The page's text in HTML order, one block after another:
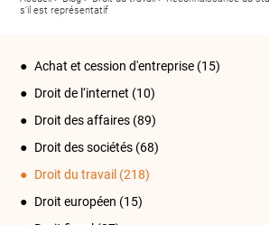
s’il est représentatif
Achat et cession d'entreprise (15)
Droit de l‘internet (10)
Droit des affaires (89)
Droit des sociétés (68)
Droit du travail (218)
Droit européen (15)